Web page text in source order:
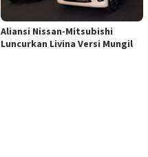
Aliansi Nissan-Mitsubishi
Luncurkan Livina Versi Mungil